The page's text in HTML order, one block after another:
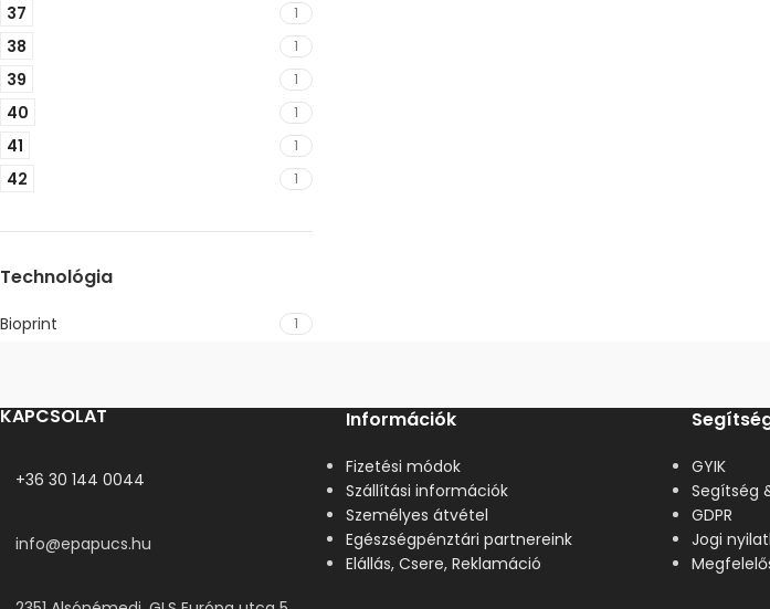
37 1
38 1
39 1
40 1
41 1
42 1
Technológia
Bioprint 1
KAPCSOLAT
+36 30 144 0044
info@epapucs.hu
Információk
Fizetési módok
Szállítási információk
Személyes átvétel
Egészségpénztári partnereink
Elállás, Csere, Reklamáció
GYIK
Segítség
GDPR
Jogi